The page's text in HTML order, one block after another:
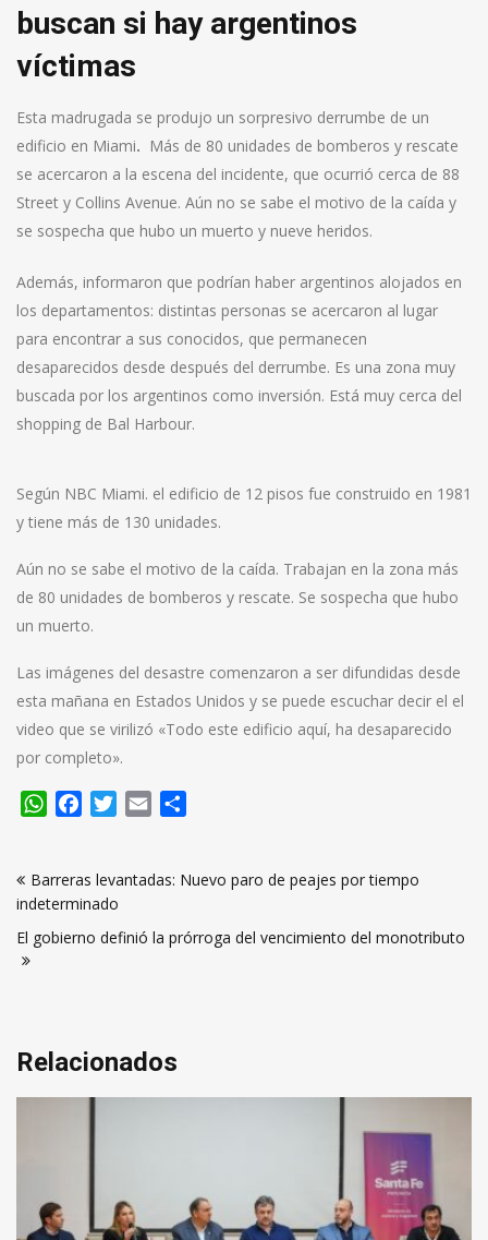
buscan si hay argentinos
víctimas
Esta madrugada se produjo un sorpresivo derrumbe de un
edificio en Miami. Más de 80 unidades de bomberos y rescate
se acercaron a la escena del incidente, que ocurrió cerca de 88
Street y Collins Avenue. Aún no se sabe el motivo de la caída y
se sospecha que hubo un muerto y nueve heridos.
Además, informaron que podrían haber argentinos alojados en
los departamentos: distintas personas se acercaron al lugar
para encontrar a sus conocidos, que permanecen
desaparecidos desde después del derrumbe. Es una zona muy
buscada por los argentinos como inversión. Está muy cerca del
shopping de Bal Harbour.
Según NBC Miami. el edificio de 12 pisos fue construido en 1981
y tiene más de 130 unidades.
Aún no se sabe el motivo de la caída. Trabajan en la zona más
de 80 unidades de bomberos y rescate. Se sospecha que hubo
un muerto.
Las imágenes del desastre comenzaron a ser difundidas desde
esta mañana en Estados Unidos y se puede escuchar decir el el
video que se virilizó «Todo este edificio aquí, ha desaparecido
por completo».
WhatsApp
FacebookTwitter
Email
de
entradas
Barreras levantadas: Nuevo paro de peajes por tiempo
indeterminado
El gobierno definió la prórroga del vencimiento del monotributo
Relacionados